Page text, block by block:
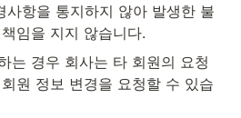
항을 통지하지 않아 발생한 불
임을 지지 않습니다.
경우 회사는 타 회원의 요청
원 정보 변경을 요청할 수 있습